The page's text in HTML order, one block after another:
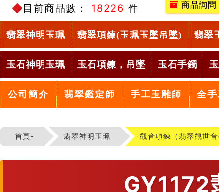
目前商品數： 18226 件
商品詢問
翡翠神明玉珮 翡翠項鍊(玉珮玉墜吊墜) 翡翠
玉石神明玉珮 玉石項鍊，吊墜 玉石手鐲
公司簡介 翡翠鑑定師 手工玉雕師 全
首頁- 翡翠神明玉珮 觀音項鍊（翡翠觀世
GY1172